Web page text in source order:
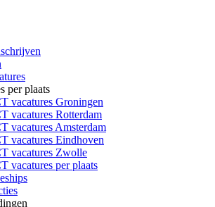
per plaats
vacatures Groningen
vacatures Rotterdam
vacatures Amsterdam
vacatures Eindhoven
vacatures Zwolle
vacatures per plaats